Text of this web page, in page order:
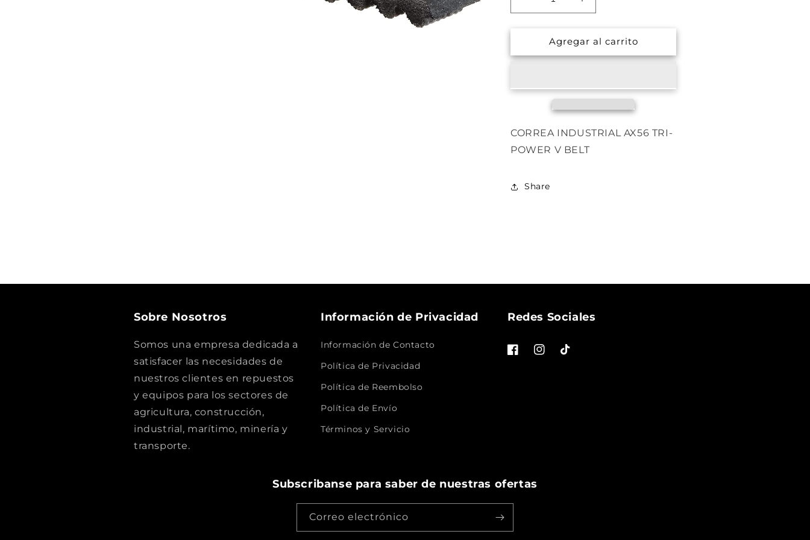
Reducir
cantidad
Gates
AX56
Aumentar
cantidad
Gates
AX56
Agregar al carrito
CORREA INDUSTRIAL AX56 TRI-
POWER V BELT
Share
Sobre Nosotros
Somos una empresa dedicada a
satisfacer las necesidades de
nuestros clientes en repuestos
y equipos para los sectores de
agricultura, construcción,
industrial, marítimo, minería y
transporte.
Información de Privacidad
Información de Contacto
Política de Privacidad
Política de Reembolso
Política de Envío
Términos y Servicio
Redes Sociales
FacebookInstagram
TikTok
Subscribanse para saber de nuestras ofertas
Correo electrónico